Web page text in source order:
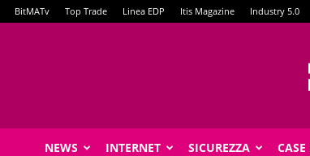
BitMATv Top Trade Linea EDP Itis Magazine Industry 5.0
NEWS INTERNET SICUREZZA